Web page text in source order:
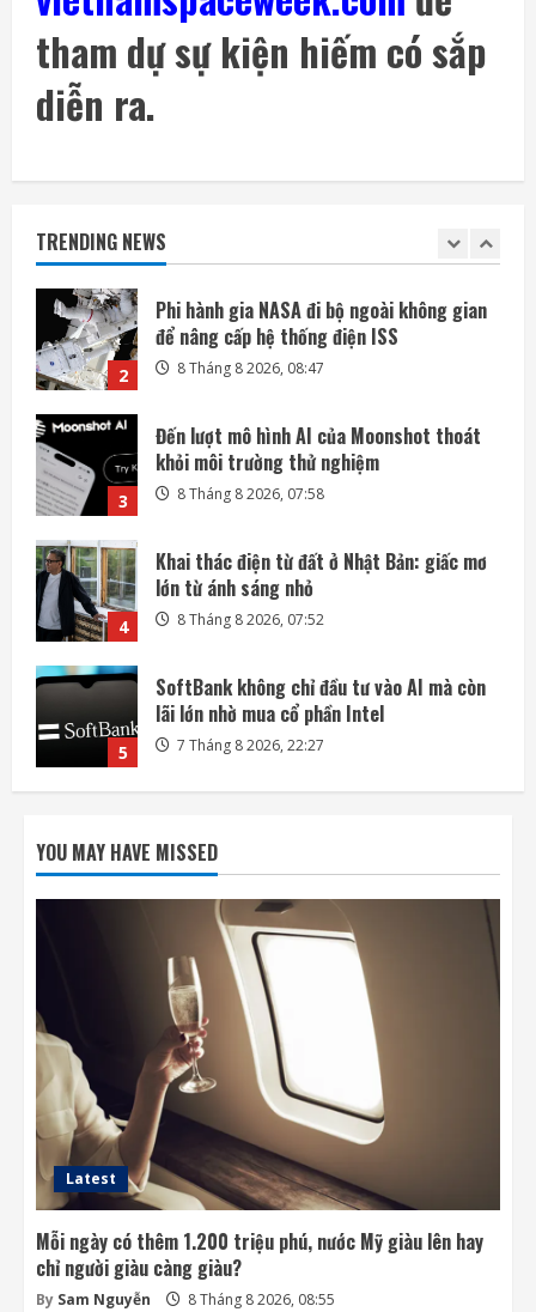
tham dự sự kiện hiếm có sắp
diễn ra.
TRENDING NEWS
1
Mỗi ngày có thêm 1.200 triệu phú, nước
Mỹ giàu lên hay chỉ người giàu càng giàu?
2
Phi hành gia NASA đi bộ ngoài không gian
3
Đến lượt mô hình AI của Moonshot thoát
khỏi môi trường thử nghiệm
8 Tháng 8 2026, 07:58
4
Khai thác điện từ đất ở Nhật Bản: giấc mơ
lớn từ ánh sáng nhỏ
8 Tháng 8 2026, 07:52
5
SoftBank không chỉ đầu tư vào AI mà còn
lãi lớn nhờ mua cổ phần Intel
7 Tháng 8 2026, 22:27
1
Mỗi ngày có thêm 1.200 triệu phú, nước
Mỹ giàu lên hay chỉ người giàu càng giàu?
8 Tháng 8 2026, 08:55
2
để nâng cấp hệ thống điện ISS
8 Tháng 8 2026, 08:47
Đến lượt mô hình AI của Moonshot thoát
khỏi môi trường thử nghiệm
8 Tháng 8 2026, 07:58
4
Khai thác điện từ đất ở Nhật Bản: giấc mơ
lớn từ ánh sáng nhỏ
8 Tháng 8 2026, 07:52
YOU MAY HAVE MISSED
Latest
Mỗi ngày có thêm 1.200 triệu phú, nước Mỹ giàu lên hay
chỉ người giàu càng giàu?
By Sam Nguyễn 8 Tháng 8 2026, 08:55